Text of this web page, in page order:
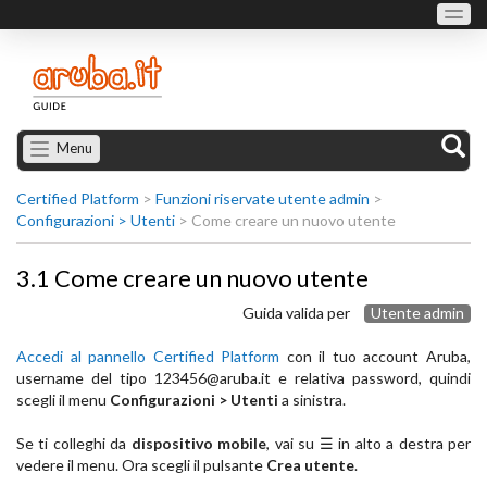
Menu
Certified Platform > Funzioni riservate utente admin >
Configurazioni > Utenti > Come creare un nuovo utente
3.1 Come creare un nuovo utente
Guida valida per Utente admin
Accedi al pannello Certified Platform con il tuo account Aruba,
username del tipo 123456@aruba.it e relativa password, quindi
scegli il menu Configurazioni > Utenti a sinistra.
Se ti colleghi da dispositivo mobile, vai su ☰ in alto a destra per
vedere il menu. Ora scegli il pulsante Crea utente.